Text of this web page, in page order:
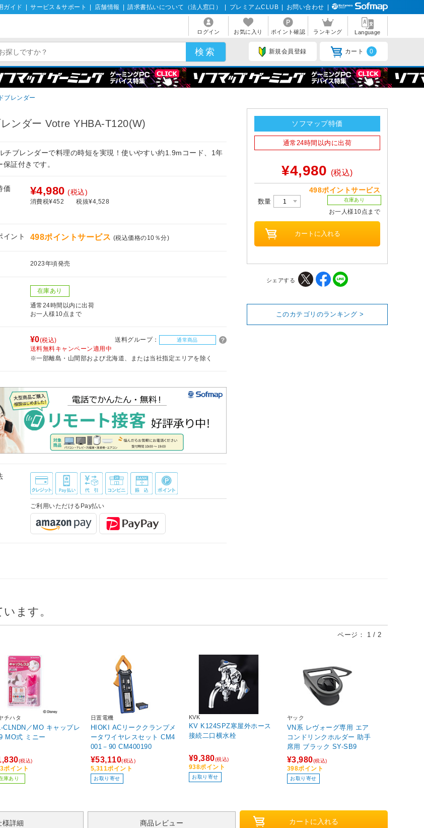
ガイド サービス＆サポート 店舗情報 請求書払いについて（法人窓口） プレミアムCLUB お問い合わせ
ログイン お気に入り ポイント確認 ランキング Language
新規会員登録 カート 0
ブレンダー
ンダー Votre YHBA-T120(W)
チブレンダーで料理の時短を実現！使いやすい約1.9mコード、1年
保証付きです。
価 ¥4,980 (税込)
消費税¥452 税抜¥4,528
イント 498ポイントサービス (税込価格の10％分)
2023年頃発売
在庫あり
通常24時間以内に出荷
お一人様10点まで
¥0(税込) 送料グループ： 通常商品
送料無料キャンペーン適用中
※一部離島・山間部および北海道、または当社指定エリアを除く
ご利用いただけるPay払い
ソフマップ特価
通常24時間以内に出荷
¥4,980 (税込)
498ポイントサービス
数量 在庫あり
お一人様10点まで
シェアする
このカテゴリのランキング >
ます。
ページ： 1 / 2
チハタ
CLNDN／MO キャップレ
MO式 ミニー
(税込)
ポイント
庫あり
日置電機
HIOKI ACリーククランプメ
ータワイヤレスセット CM4
001－90 CM400190
¥53,110(税込)
5,311ポイント
お取り寄せ
KVK
KV K124SPZ寒屋外ホース
接続二口横水栓
¥9,380(税込)
938ポイント
お取り寄せ
ヤック
VN系 レヴォーグ専用 エア
コンドリンクホルダー 助手
席用 ブラック SY-SB9
¥3,980(税込)
398ポイント
お取り寄せ
様詳細 商品レビュー